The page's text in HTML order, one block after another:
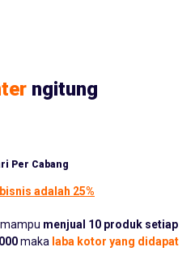
ngitung
Per Cabang
adalah 25%
menjual 10 produk setiap
maka laba kotor yang didapat